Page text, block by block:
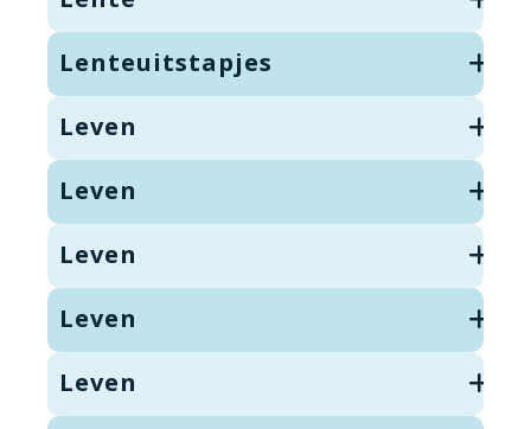
Lenteuitstapjes
Leven
Leven
Leven
Leven
Leven